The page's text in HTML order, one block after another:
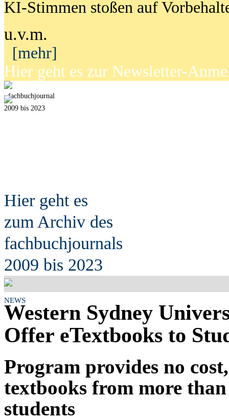
KI-Stimmen stoßen auf
u.v.m.
[mehr]
Hier geht es zur Newsletter-
fachbuchjournal
2009 bis 2023
Hier geht es
zum Archiv des
fachbuchjournals
2009 bis 2023
NEWS
Western Sydney
Offer eTextbooks to
Program provides no
textbooks from more
students